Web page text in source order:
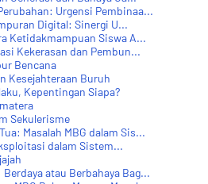
Urgensi Pembinaa...
Digital: Sinergi U...
Ketidakmampuan Siswa A...
Kekerasan dan Pembun...
Bencana
Kesejahteraan Buruh
Kepentingan Siapa?
Sekulerisme
Masalah MBG dalam Sis...
dalam Sistem...
atau Berbahaya Bag...